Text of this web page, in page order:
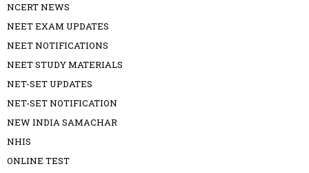
NCERT NEWS
NEET EXAM UPDATES
NEET NOTIFICATIONS
NEET STUDY MATERIALS
NET-SET UPDATES
NET-SET NOTIFICATION
NEW INDIA SAMACHAR
NHIS
ONLINE TEST